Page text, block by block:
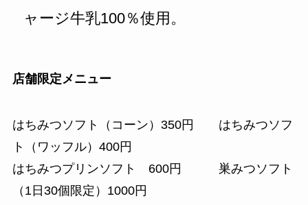
ャージ牛乳100％使用。
店舗限定メニュー
はちみつソフト（コーン）350円 はちみつソフ
ト（ワッフル）400円
はちみつプリンソフト 600円 巣みつソフト
（1日30個限定）1000円